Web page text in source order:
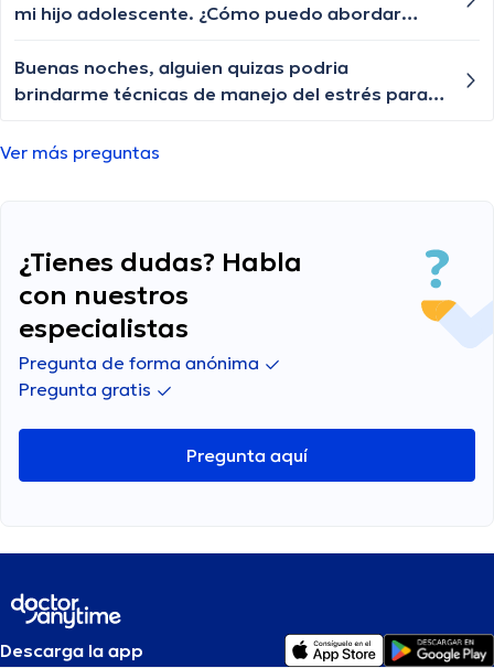
mi hijo adolescente. ¿Cómo puedo abordar
Buenas noches, alguien quizas podria
brindarme técnicas de manejo del estrés para
Ultimamente siento que lo necesito bastante
Ver más preguntas
¿Tienes dudas? Habla
con nuestros
especialistas
Pregunta de forma anónima
Pregunta gratis
Pregunta aquí
Descarga la app